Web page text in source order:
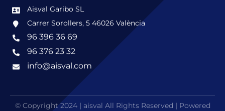
Aisval Garibo SL
Carrer Sorollers, 5 46026 València
96 396 36 69
96 376 23 32
info@aisval.com
© Copyright 2024 | aisval All Rights Reserved | Powered